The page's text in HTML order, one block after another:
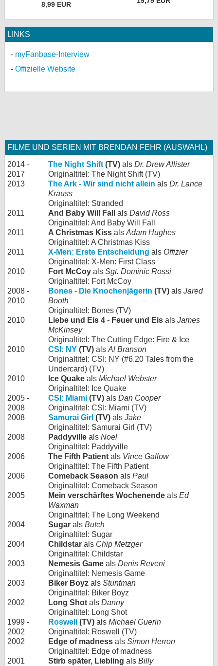
8,99 EUR
LINKS
myFanbase-Interview
Offizielle Website
FILME UND SERIEN MIT BRENDAN FEHR (AUSWAHL)
2014 -
2017
The Night Shift (TV) als Dr. Drew Allister
Originaltitel: The Night Shift (TV)
2013
The Ark - Wir sind nicht allein als Dr. Lance
Krauss
Originaltitel: Stranded
2011
And Baby Will Fall als David Ross
Originaltitel: And Baby Will Fall
2011
A Christmas Kiss als Adam Hughes
Originaltitel: A Christmas Kiss
2011
X-Men: Erste Entscheidung als Offizier
Originaltitel: X-Men: First Class
2010
Fort McCoy als Sgt. Dominic Rossi
Originaltitel: Fort McCoy
2008 -
2010
Bones - Die Knochenjägerin (TV) als Jared
Booth
Originaltitel: Bones (TV)
2010
Liebe und Eis 4 - Feuer und Eis als James
McKinsey
Originaltitel: The Cutting Edge: Fire & Ice
2010
CSI: NY (TV) als Al Branson
Originaltitel: CSI: NY (#6.20 Tales from the
Undercard) (TV)
2010
Ice Quake als Michael Webster
Originaltitel: Ice Quake
2005 -
2008
CSI: Miami (TV) als Dan Cooper
Originaltitel: CSI: Miami (TV)
2008
Samurai Girl (TV) als Jake
Originaltitel: Samurai Girl (TV)
2008
Paddyville als Noel
Originaltitel: Paddyville
2006
The Fifth Patient als Vince Gallow
Originaltitel: The Fifth Patient
2006
Comeback Season als Paul
Originaltitel: Comeback Season
2005
Mein verschärftes Wochenende als Ed
Waxman
Originaltitel: The Long Weekend
2004
Sugar als Butch
Originaltitel: Sugar
2004
Childstar als Chip Metzger
Originaltitel: Childstar
2003
Nemesis Game als Denis Reveni
Originaltitel: Nemesis Game
2003
Biker Boyz als Stuntman
Originaltitel: Biker Boyz
2002
Long Shot als Danny
Originaltitel: Long Shot
1999 -
2002
Roswell (TV) als Michael Guerin
Originaltitel: Roswell (TV)
2002
Edge of madness als Simon Herron
Originaltitel: Edge of madness
2001
Stirb später, Liebling als Billy